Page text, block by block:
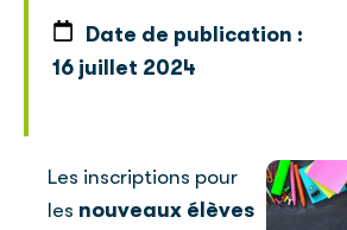
Date de publication :
16 juillet 2024
Les inscriptions pour
les nouveaux élèves